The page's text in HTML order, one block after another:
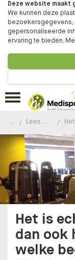
Deze website maakt
We kunnen deze
gepersonaliseerde
ervaring te bieden.
... Lees de ervaringen van onze klanten
Het is
dan ook
welke